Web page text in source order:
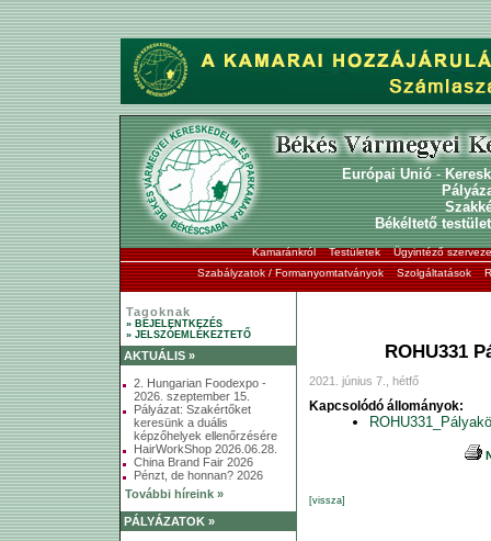
Európai Unió-
Békéltető testület
Kamaránkról Testületek
Ügyintéző
Szabályzatok / Formanyomtatványok
Szolgáltatások
Tagoknak
» BEJELENTKEZÉS
» JELSZÓEMLÉKEZTETŐ
AKTUÁLIS »
2. Hungarian Foodexpo -
2026. szeptember 15.
Pályázat: Szakértőket
keresünk a duális
képzőhelyek ellenőrzésére
HairWorkShop 2026.06.28.
China Brand Fair 2026
Pénzt, de honnan? 2026
További híreink »
PÁLYÁZATOK »
ROHU331
2021. június 7., hétfő
Kapcsolódó állományok:
[vissza]